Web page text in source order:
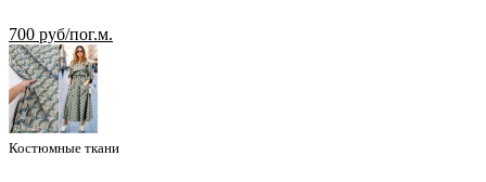
700 руб/пог.м.
Костюмные ткани